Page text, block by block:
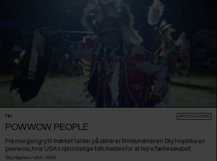
Film ARTISTS & AUTEURS
POWWOW PEOPLE
Fra morgengry til mørket falder på skildrer filmkunstneren Sky Hopinka en
powwow, hvor USAs oprindelige folk mødes for at fejre fællesskabet.
Sky Hopinka / USA / 2025